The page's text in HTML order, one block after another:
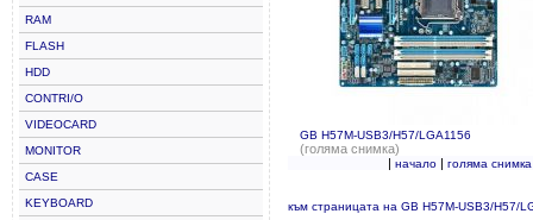
RAM
FLASH
HDD
CONTRI/O
VIDEOCARD
MONITOR
CASE
KEYBOARD
GB H57M-USB3/H57/LGA1156
(голяма снимка)
| начало| голяма снимка
към страницата на GB H57M-USB3/H57/